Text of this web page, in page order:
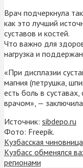
Врач подчеркнула
как это лучший
суставов и костей.
Что важно для
нагрузка и
«При дисплазии
магния (петрушка,
есть боль в
врачом», —
Источник: sibdepo.ru
Фото: Freepik.
Кузбасская
Кузбасс обменялся
регионами